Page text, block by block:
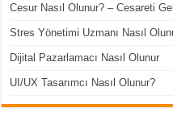
Cesur Nasıl Olunur? – Cesareti
Stres Yönetimi Uzmanı Nasıl
Dijital Pazarlamacı Nasıl Olunur
UI/UX Tasarımcı Nasıl Olunur?